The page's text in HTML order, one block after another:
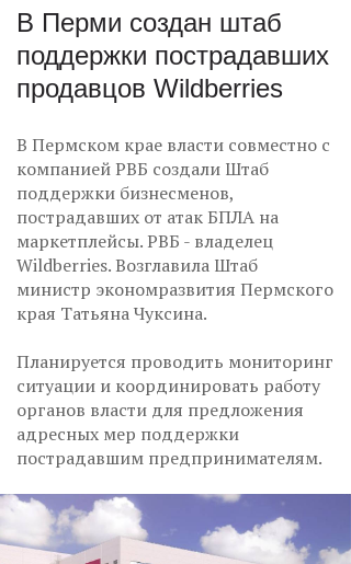
В Перми создан штаб
поддержки пострадавших
продавцов Wildberries
В Пермском крае власти совместно с
компанией РВБ создали Штаб
поддержки бизнесменов,
пострадавших от атак БПЛА на
маркетплейсы. РВБ - владелец
Wildberries. Возглавила Штаб
министр экономразвития Пермского
края Татьяна Чуксина.
Планируется проводить мониторинг
ситуации и координировать работу
органов власти для предложения
адресных мер поддержки
пострадавшим предпринимателям.